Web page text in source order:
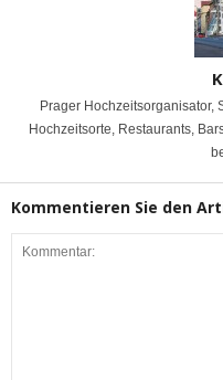
Prager Hochzeitsorganisator,
Hochzeitsorte, Restaurants,
Kommentieren Sie den